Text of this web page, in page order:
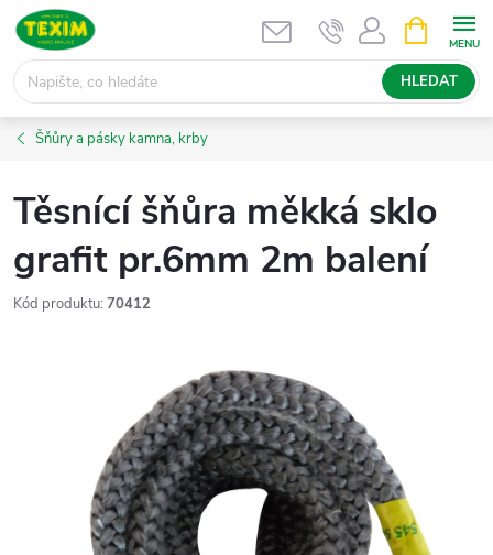
Přejít
obsah
HLEDAT
NÁKUPNÍ
KOŠÍK
Šňůry a pásky kamna, krby
Těsnící šňůra měkká sklo
grafit pr.6mm 2m balení
Kód produktu: 70412